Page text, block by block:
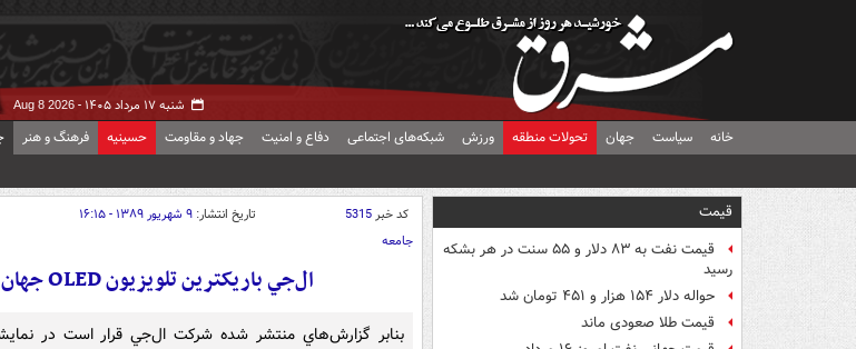
شنبه ۱۷ مرداد ۱۴۰۵ - Aug 8 2026
خانه سیاست جهان تحولات منطقه ورزش شبکه‌های اجتماعی دفاع و امنیت جهاد و مقاومت حسینیه فرهنگ و هنر
قیمت
قیمت نفت به ۸۳ دلار و ۵۵ سنت در هر بشکه
رسید
حواله دلار ۱۵۴ هزار و ۴۵۱ تومان شد
قیمت طلا صعودی ماند
کد خبر5315 تاریخ انتشار: ۹ شهریور ۱۳۸۹ - ۱۶:۱۵
جامعه
ال‌جي باريکترين تلويزيون OLED جهان را توليد کرد